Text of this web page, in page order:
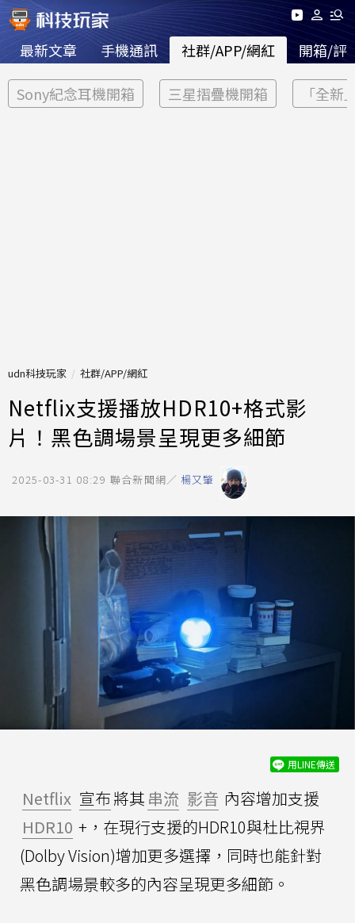
最新文章 手機通訊 社群/APP/網紅 開箱/評
Sony紀念耳機開箱 三星摺疊機開箱 「全新
udn科技玩家 社群/APP/網紅
Netflix支援播放HDR10+格式影
片！黑色調場景呈現更多細節
2025-03-31 08:29 聯合新聞網／ 楊又肇
用LINE傳送
Netflix 宣布將其 串流 影音 內容增加支援
HDR10 +，在現行支援的HDR10與杜比視界
(Dolby Vision)增加更多選擇，同時也能針對
黑色調場景較多的內容呈現更多細節。